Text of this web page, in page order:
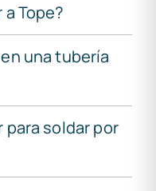
Tope?
una tubería
para soldar por